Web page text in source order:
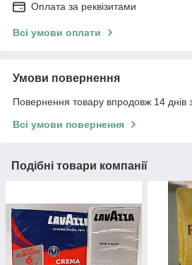
Оплата за реквізитами
Всі умови оплати
Умови повернення
Повернення товару впродовж 14 днів
Всі умови повернення
Подібні товари компанії